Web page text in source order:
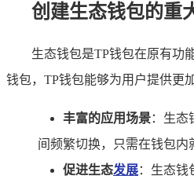
创建生态钱包的重
生态钱包是TP钱包在原有功
钱包，TP钱包能够为用户提供更
丰富的应用场景：生态
间频繁切换，只需在钱包内
促进生态发展：生态钱